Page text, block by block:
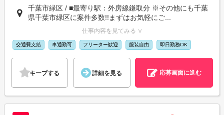
千葉市緑区 / ■最寄り駅：外房線鎌取分 ※その他にも千葉
県千葉市緑区に案件多数!!まずはお気軽にご...
仕事内容を見てみる ∨
交通費支給 車通勤可 フリーター歓迎 服装自由 即日勤務OK
キープする 詳細を見る 応募画面に進む